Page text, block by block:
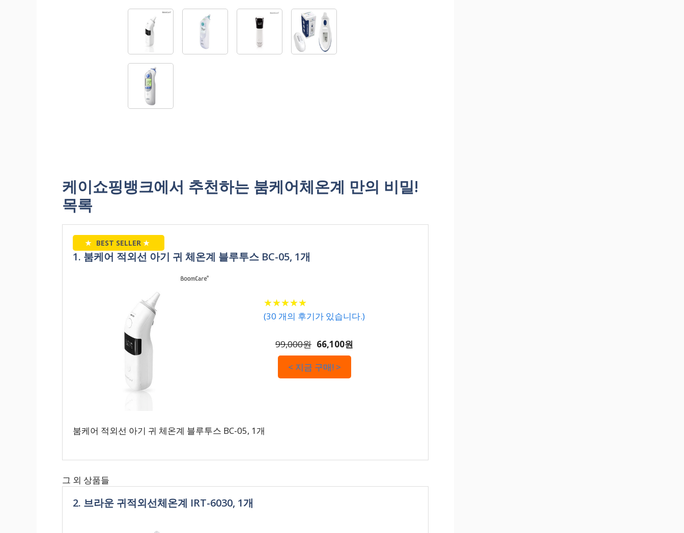
케이쇼핑뱅크에서 추천하는 붐케어체온계 만의 비밀!
목록
★ BEST SELLER ★
1. 붐케어 적외선 아기 귀 체온계 블루투스 BC-05, 1개
★★★★★
★★★★★
(30 개의 후기가 있습니다.)
99,000원 66,100원
< 지금 구매! >
붐케어 적외선 아기 귀 체온계 블루투스 BC-05, 1개
그 외 상품들
2. 브라운 귀적외선체온계 IRT-6030, 1개